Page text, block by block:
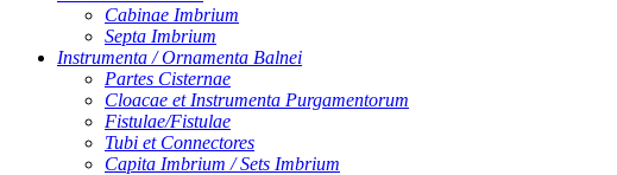
Cabinae Imbrium
Septa Imbrium
Instrumenta / Ornamenta Balnei
Partes Cisternae
Cloacae et Instrumenta Purgamentorum
Fistulae/Fistulae
Tubi et Connectores
Capita Imbrium / Sets Imbrium